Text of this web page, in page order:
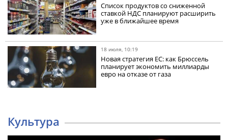
Список продуктов со сниженной
ставкой НДС планируют расширить
уже в ближайшее время
18 июля, 10:19
Новая стратегия ЕС: как Брюссель
планирует экономить миллиарды
евро на отказе от газа
Культура